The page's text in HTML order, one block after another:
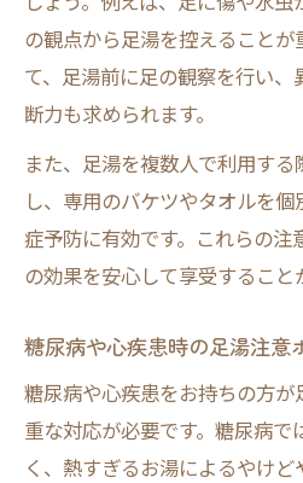
の観点から足湯を控えること
て、足湯前に足の観察を行い
断力も求められます。
また、足湯を複数人で利用す
し、専用のバケツやタオルを
症予防に有効です。これらの注
の効果を安心して享受すること
糖尿病や心疾患時の足湯注意
糖尿病や心疾患をお持ちの方
重な対応が必要です。糖尿病
く、熱すぎるお湯によるやけ